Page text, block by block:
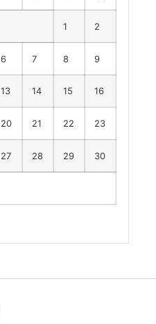
1 2
6 7 8 9
13 14 15 16
20 21 22 23
27 28 29 30